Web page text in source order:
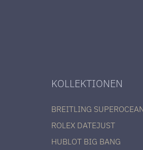
KOLLEKTIONEN
BREITLING
ROLEX DATEJUST
HUBLOT BIG BANG